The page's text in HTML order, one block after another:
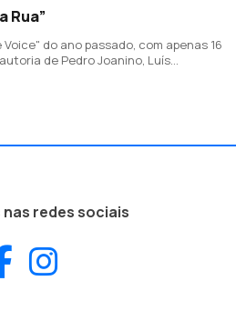
Rua”
do ano passado, com apenas 16
de Pedro Joanino, Luís
redes sociais
Facebook